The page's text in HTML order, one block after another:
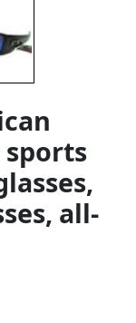
sports
all-